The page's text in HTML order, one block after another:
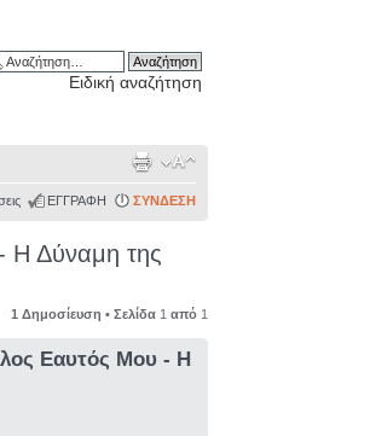
Ειδική αναζήτηση
ΕΓΓΡΑΦΗ ΣΥΝΔΕΣΗ
Η Δύναμη της
1 Δημοσίευση • Σελίδα 1 από 1
Εαυτός Μου - Η